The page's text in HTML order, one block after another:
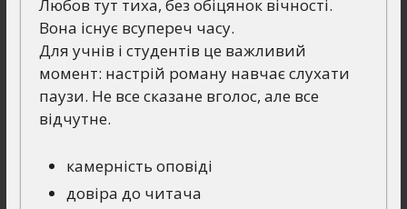
Любов тут тиха, без обіцянок вічності.
Вона існує всупереч часу.
Для учнів і студентів це важливий
момент: настрій роману навчає слухати
паузи. Не все сказане вголос, але все
відчутне.
камерність оповіді
довіра до читача